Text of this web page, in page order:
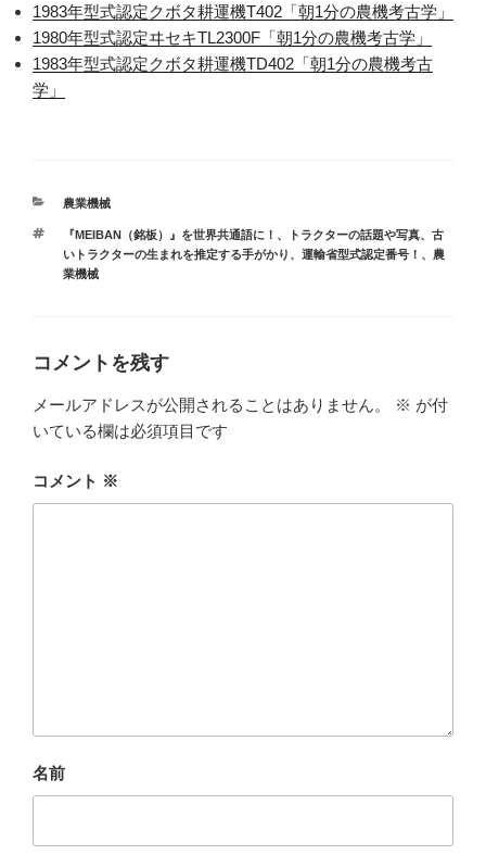
1983年型式認定クボタ耕運機T402「朝1分の農機考古学」
1980年型式認定ヰセキTL2300F「朝1分の農機考古学」
1983年型式認定クボタ耕運機TD402「朝1分の農機考古
学」
カ
リ
ー
農業機械
タ
グ
『MEIBAN（銘板）』を世界共通語に！ 、 トラクターの話題や写真、 古
いトラクターの生まれを推定する手がかり、運輸省型式認定番号！ 、
農
業機械
コメントを残す
メールアドレスが公開されることはありません。 ※ が付
いている欄は必須項目です
コメント ※
名前